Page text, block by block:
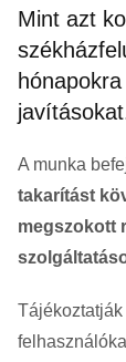
Mint azt
A munka
takarítást
megszokott